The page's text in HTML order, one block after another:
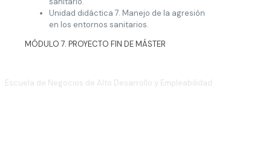
Unidad didáctica 7. Manejo de la agresión
en los entornos sanitarios.
MÓDULO 7. PROYECTO FIN DE MÁSTER
Escuela de Negocios de Alto Desarrollo y Empleabilidad